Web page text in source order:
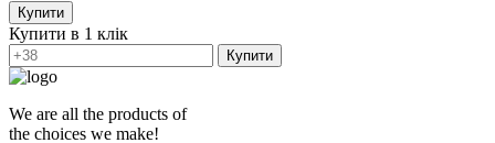
Купити
Купити в 1 клік
Купити
We are all the products of
the choices we make!